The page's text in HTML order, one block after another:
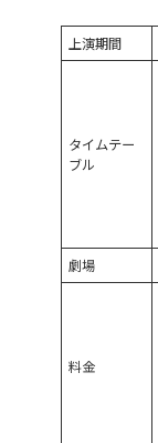
上演期間
タイムテー
ブル
劇場
料金